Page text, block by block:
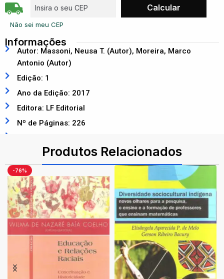
Não sei meu CEP
Informações
Autor: Massoni, Neusa T. (Autor), Moreira, Marco
Antonio (Autor)
Edição: 1
Ano da Edição: 2017
Editora: LF Editorial
Nº de Páginas: 226
Produtos Relacionados
-76%